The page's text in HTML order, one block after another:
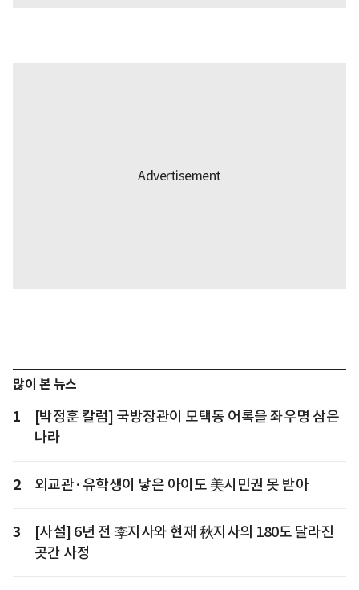
많이 본 뉴스
1
[박정훈 칼럼] 국방장관이 모택동 어록을 좌우명 삼은
나라
2 외교관·유학생이 낳은 아이도 美시민권 못 받아
3
[사설] 6년 전 李지사와 현재 秋지사의 180도 달라진
곳간 사정